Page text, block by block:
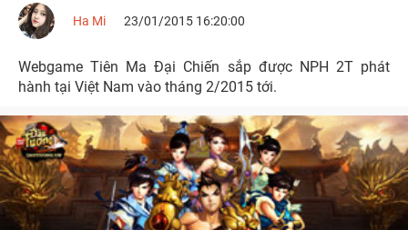
Ha Mi 23/01/2015 16:20:00
Webgame Tiên Ma Đại Chiến sắp được NPH 2T phát
hành tại Việt Nam vào tháng 2/2015 tới.